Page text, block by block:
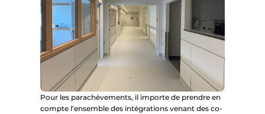
Pour les parachèvements, il importe de prendre en
compte l’ensemble des intégrations venant des co-